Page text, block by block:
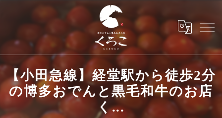
【小田急線】経堂駅から徒歩2分
の博多おでんと黒毛和牛のお店
く...